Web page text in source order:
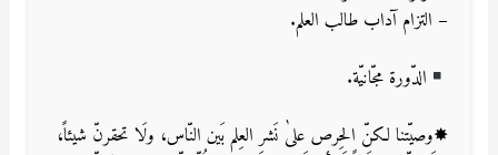
– التزام آداب طالب العلم.
الدّورة مجّانيّة.
✸وصيّتنا لكنّ الحِرص علىٰ نَشر العِلم بَين النّاس، ولَا تحقرنّ شيئاً،